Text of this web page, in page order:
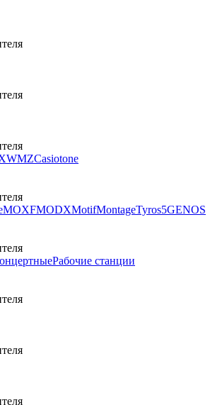
MZCasiotone
MOXFMODXMotifMontageTyros5GENOS
Рабочие станции